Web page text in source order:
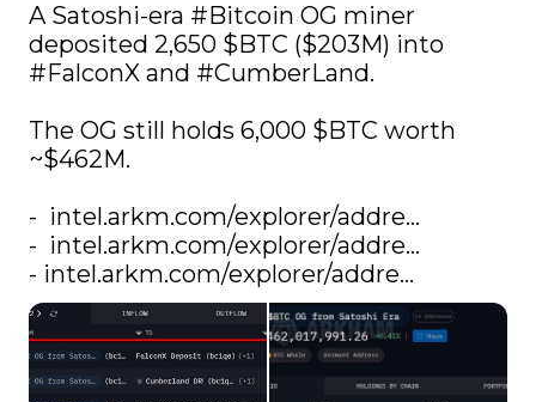
A Satoshi-era #Bitcoin OG miner
deposited 2,650 $BTC
#FalconX and #CumberLand.
The OG still holds 6,000 $BTC worth
~$462M.
- intel.arkm.com/explorer/addre…
- intel.arkm.com/explorer/addre…
- intel.arkm.com/explorer/addre…